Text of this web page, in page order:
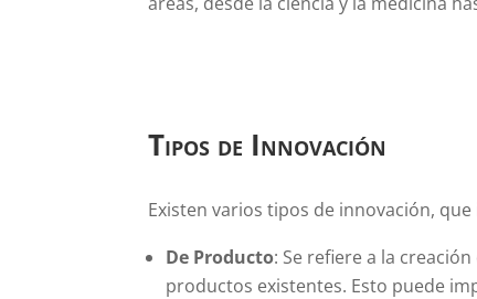
Tipos de Innovación
Existen varios tipos de innovación, que
De Producto: Se refiere a la
productos existentes. Esto puede